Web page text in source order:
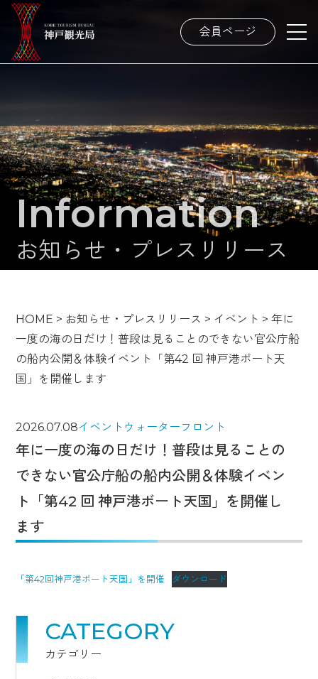
会員ページ
Information
お知らせ・プレスリリース
HOME > お知らせ・プレスリリース > イベント >年に
一度の海の日だけ！普段は見ることのできない官公庁船
の船内公開＆体験イベント「第42 回 神戸港ボート天
国」を開催します
2026.07.08イベント ウォーターフロント
年に一度の海の日だけ！普段は見ることの
できない官公庁船の船内公開＆体験イベン
ト「第42 回 神戸港ボート天国」を開催し
ます
「第42回神戸港ボート天国」を開催 ダウンロード
CATEGORY
カテゴリー